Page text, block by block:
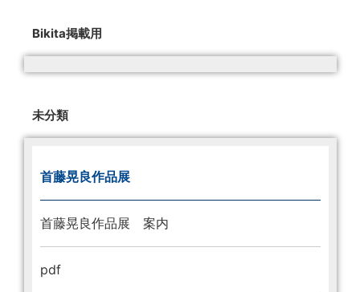
Bikita掲載用
未分類
首藤晃良作品展
首藤晃良作品展 案内
pdf